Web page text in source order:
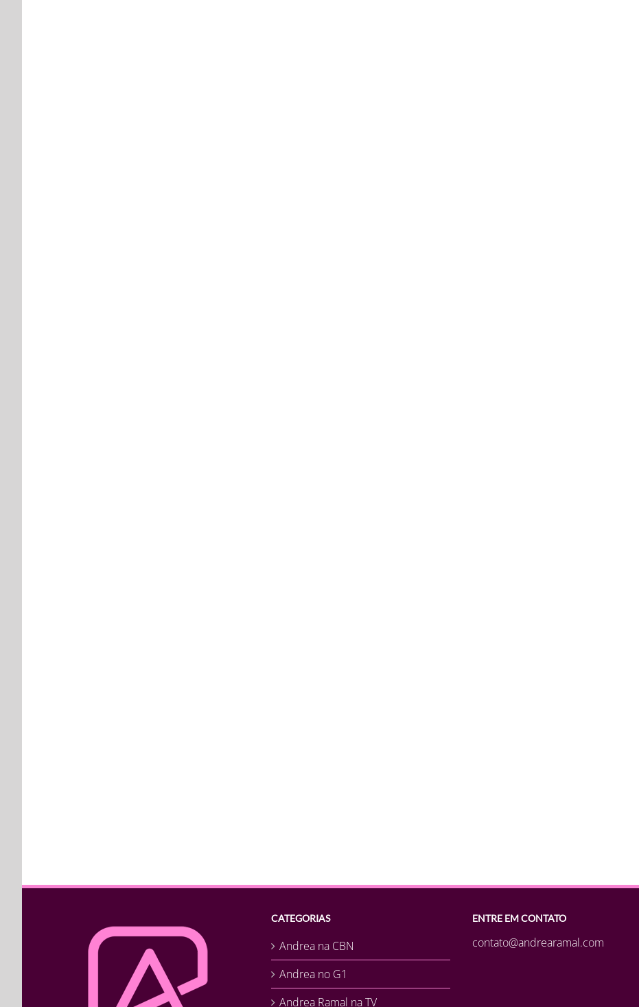
CATEGORIAS
Andrea na CBN
Andrea no G1
Andrea Ramal na TV
ENTRE EM CONTATO
contato@andrearamal.com